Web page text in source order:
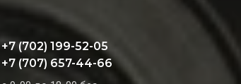
+7 (702) 199-52-05
+7 (707) 657-44-66